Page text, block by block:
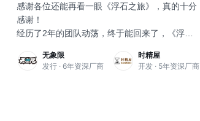
感谢各位还能再看一眼《浮石之旅》，真的十分
感谢！
经历了2年的团队动荡，终于能回来了，《浮石
队。未来也将由我们长期陪伴各位执行者的深渊
无象限
发行 · 6年资深厂商
时精屋
开发 · 5年资深厂商